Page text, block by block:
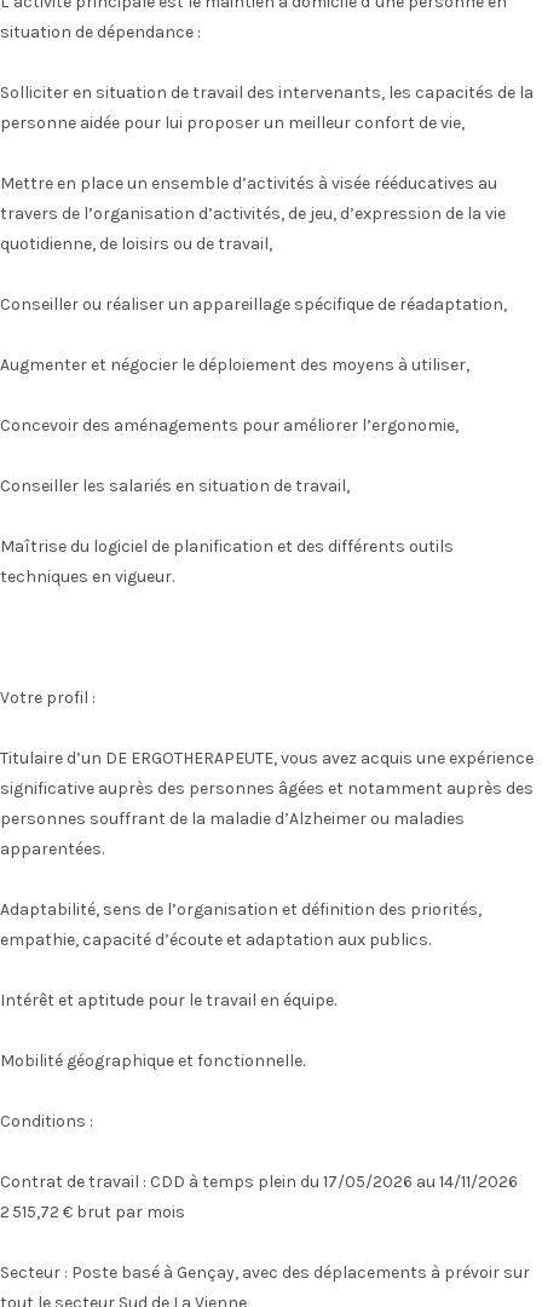
situation de dépendance :
Solliciter en situation de travail des intervenants, les capacités de la
personne aidée pour lui proposer un meilleur confort de vie,
Mettre en place un ensemble d’activités à visée rééducatives au
travers de l’organisation d’activités, de jeu, d’expression de la vie
quotidienne, de loisirs ou de travail,
Conseiller ou réaliser un appareillage spécifique de réadaptation,
Augmenter et négocier le déploiement des moyens à utiliser,
Concevoir des aménagements pour améliorer l’ergonomie,
Conseiller les salariés en situation de travail,
Maîtrise du logiciel de planification et des différents outils
techniques en vigueur.
Votre profil :
Titulaire d’un DE ERGOTHERAPEUTE, vous avez acquis une expérience
significative auprès des personnes âgées et notamment auprès des
personnes souffrant de la maladie d’Alzheimer ou maladies
apparentées.
Adaptabilité, sens de l’organisation et définition des priorités,
empathie, capacité d’écoute et adaptation aux publics.
Intérêt et aptitude pour le travail en équipe.
Mobilité géographique et fonctionnelle.
Conditions :
Contrat de travail : CDD à temps plein du 17/05/2026 au 14/11/2026
2 515,72 € brut par mois
Secteur : Poste basé à Gençay, avec des déplacements à prévoir sur
tout le secteur Sud de La Vienne